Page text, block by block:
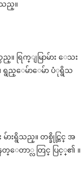
သည္။
။ ရြက္ျမြာမ်ား ေသး
ရွည္ေမ်ာေမ်ာ ပံုရွိသ
းရွိသည္။ တစ္ခိုင္တြင္ အ
တ္ေတာ္လ တြင္ ပြင့္၏ ။